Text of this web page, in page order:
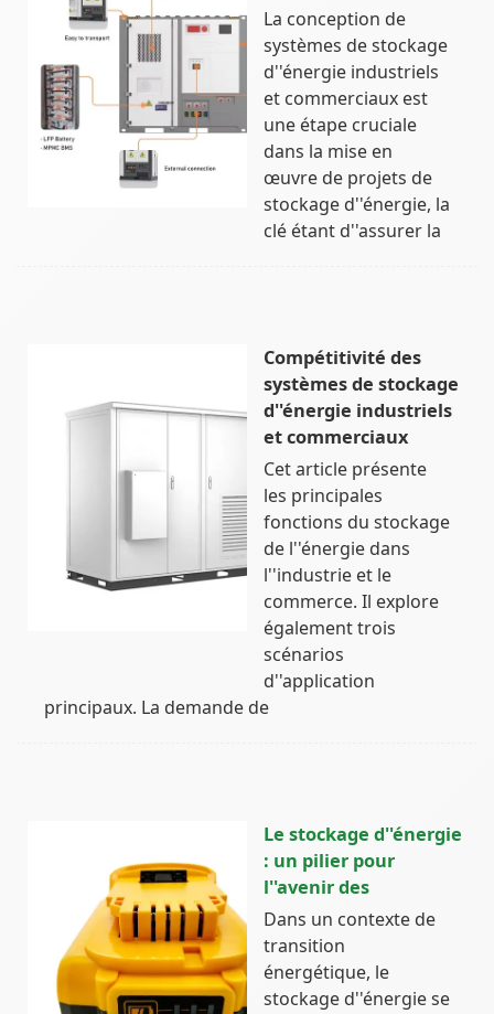
La conception de
systèmes de stockage
d''énergie industriels
et commerciaux est
une étape cruciale
dans la mise en
œuvre de projets de
stockage d''énergie, la
clé étant d''assurer la
Compétitivité des
systèmes de stockage
d''énergie industriels
et commerciaux
Cet article présente
les principales
fonctions du stockage
de l''énergie dans
l''industrie et le
commerce. Il explore
également trois
scénarios
d''application
principaux. La demande de
Le stockage d''énergie
: un pilier pour
l''avenir des
Dans un contexte de
transition
énergétique, le
stockage d''énergie se